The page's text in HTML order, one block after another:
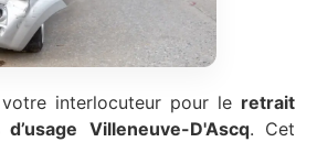
interlocuteur pour le retrait
Villeneuve-D'Ascq. Cet